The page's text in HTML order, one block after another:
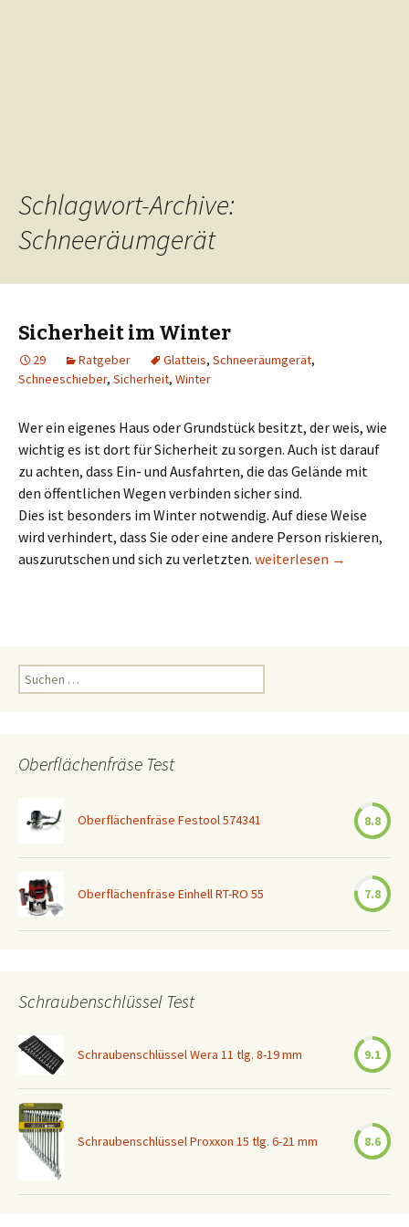
Schlagwort-Archive:
Schneeräumgerät
Sicherheit im Winter
29 Ratgeber Glatteis, Schneeräumgerät,
Schneeschieber, Sicherheit, Winter
Wer ein eigenes Haus oder Grundstück besitzt, der weis, wie
wichtig es ist dort für Sicherheit zu sorgen. Auch ist darauf
zu achten, dass Ein- und Ausfahrten, die das Gelände mit
den öffentlichen Wegen verbinden sicher sind.
Dies ist besonders im Winter notwendig. Auf diese Weise
wird verhindert, dass Sie oder eine andere Person riskieren,
auszurutschen und sich zu verletzten. Sicherheit im Winter
weiterlesen →
Suchen
nach:
Oberflächenfräse Test
Oberflächenfräse Festool 574341 8.8
Oberflächenfräse Einhell RT-RO 55 7.8
Schraubenschlüssel Test
Schraubenschlüssel Wera 11 tlg. 8-19 mm 9.1
Schraubenschlüssel Proxxon 15 tlg. 6-21 mm 8.6